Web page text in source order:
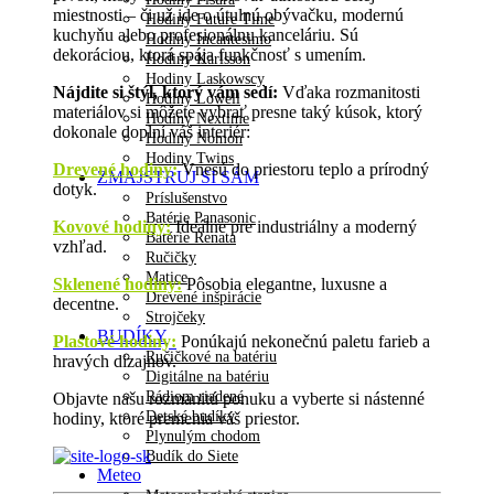
Hodiny Future Time
Hodiny Incantesimo
Hodiny Karlsson
Hodiny Laskowscy
Hodiny Lowell
Hodiny Nextime
Hodiny Nomon
Hodiny Twins
ZMAJSTRUJ SI SÁM
Príslušenstvo
Batérie Panasonic
Batérie Renata
Ručičky
Matice
Drevené inšpirácie
Strojčeky
BUDÍKY
Ručičkové na batériu
Digitálne na batériu
Rádiom riadené
Detské budíky
Plynulým chodom
Budík do Siete
Meteo
miestnosti – či už ide o útulnú obývačku, modernú
kuchyňu alebo profesionálnu kanceláriu. Sú
dekoráciou, ktorá spája funkčnosť s umením.
Nájdite si štýl, ktorý vám sedí: Vďaka rozmanitosti
materiálov si môžete vybrať presne taký kúsok, ktorý
dokonale doplní váš interiér:
Drevené hodiny:Vnesú do priestoru teplo a prírodný
dotyk.
Kovové hodiny:Ideálne pre industriálny a moderný
vzhľad.
Sklenené hodiny:Pôsobia elegantne, luxusne a
decentne.
Plastové hodiny: Ponúkajú nekonečnú paletu farieb a
hravých dizajnov.
Objavte našu rozmanitú ponuku a vyberte si nástenné
hodiny, ktoré premenia váš priestor.